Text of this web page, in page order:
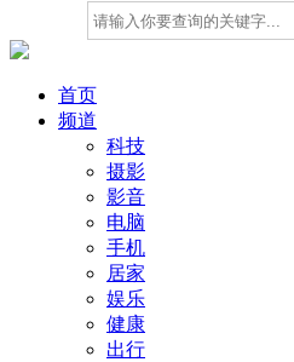
首页
频道
科技
摄影
影音
电脑
手机
居家
娱乐
健康
出行